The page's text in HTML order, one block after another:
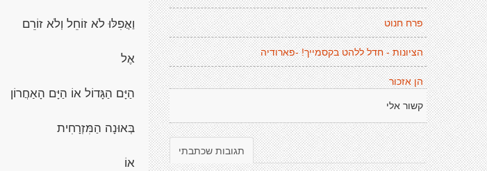
וַאֲפִלּוּ לֹא זוֹחֵל וְלֹא זוֹרֵם
אֶל
הַיָּם הַגָּדוֹל אוֹ הַיָּם הָאַחֲרוֹן
בְּאוּנָה הַמִּזְרָחִית
אוֹ
פרח חנוט
הציונות - חדל ללהט בקסמייך! -פארודיה
הן אזכור
קשור אלי
תגובות שכתבתי